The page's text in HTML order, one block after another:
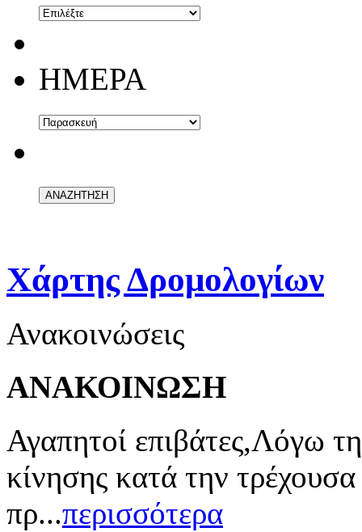
ΗΜΕΡΑ
Χάρτης Δρομολογίων
Ανακοινώσεις
ΑΝΑΚΟΙΝΩΣΗ
Αγαπητοί επιβάτες,Λόγω
κίνησης κατά την
πρ...περισσότερα